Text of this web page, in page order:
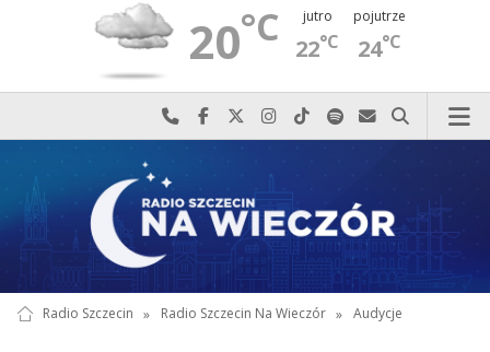
20°C jutro
22°C
pojutrze
24°C
Najlepiej po prostu do nas zadzwoń
Odwiedź nas na Facebook-u
Odwiedź nas na X
Odwiedź nas na Instagram-ie
Odwiedź nas na TikTok-u
Szukaj nas na Spotify
Wyślij do nas
Szukaj
Radio Szczecin » Radio Szczecin Na Wieczór » Audycje